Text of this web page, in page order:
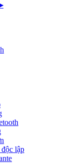
lập